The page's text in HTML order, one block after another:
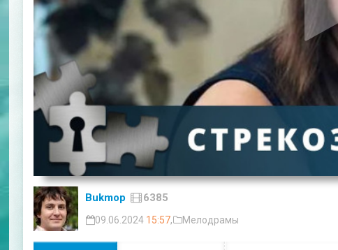
Bukmop 6385
09.06.2024 15:57, Мелодрамы